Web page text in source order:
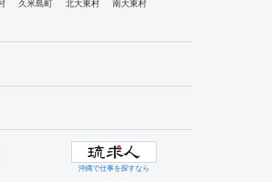
久米島町 北大東村
南大東村
沖縄で仕事を探すなら